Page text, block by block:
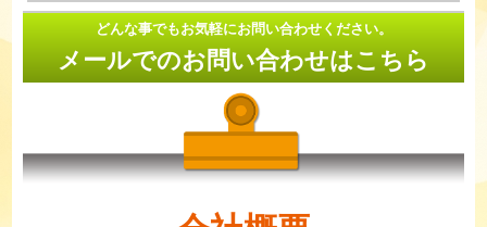
どんな事でもお気軽にお問い合わせください。
メールでのお問い合わせはこちら